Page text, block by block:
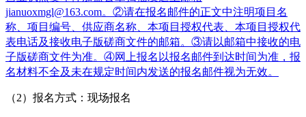
jianuoxmgl@163.com。②请在报名邮件的正文中注明项目名
称、项目编号、供应商名称、本项目授权代表、本项目授权代
表电话及接收电子版磋商文件的邮箱。③请以邮箱中接收的电
子版磋商文件为准。④网上报名以报名邮件到达时间为准，报
名材料不全及未在规定时间内发送的报名邮件视为无效。
（2） 报名方式：现场报名